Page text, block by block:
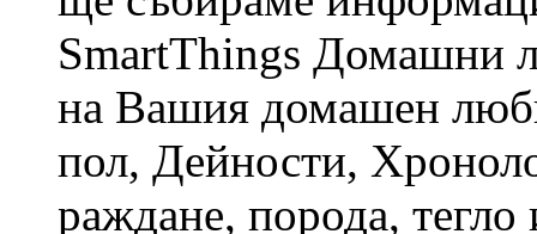
SmartThings Домашни
на Вашия домашен
пол, Дейности,
раждане, порода, тегло